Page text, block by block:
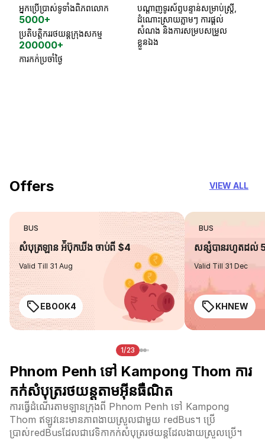
អ្នកប្រើប្រាស់ទូទាំងពិភពលោក
5000+
ប្រតិបត្តិកររថយន្តក្រុងសកម្ម
200000+
ការកក់ប្រចាំថ្ងៃ
បណ្តាញទូរស័ព្ទបន្ទាន់សម្រាប់ស្ត្រី,
ដំណោះស្រាយភ្លាមៗ ការផ្តល់
សំណង និងការសម្របសម្រួល
ខ្លួនឯង
Offers VIEW ALL
BUS
សំបុត្រឡាន អ៉ីប៊ុកឃីង ចាប់ពី $4
Valid Till 31 Aug
EBOOK4
BUS
សន្សំបានរហូតដល់
Valid Till 31 Dec
KHNEW
1/23
Phnom Penh ទៅ Kampong Thom ការ
កក់សំបុត្ររថយន្តតាមអ៊ីនធឺណិត
ការធ្វើដំណើរតាមឡានក្រុងពី Phnom Penh ទៅ Kampong
Thom ឥឡូវនេះមានភាពងាយស្រួលជាមួយ redBus។ ប្រើ
ប្រាស់redBusដែលជាវេទិកាកក់សំបុត្ររថយន្តដែលងាយស្រួលប្រើ។